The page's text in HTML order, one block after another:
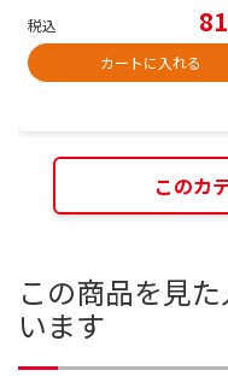
税込
カートに入れる
このカ
この商品を見
います